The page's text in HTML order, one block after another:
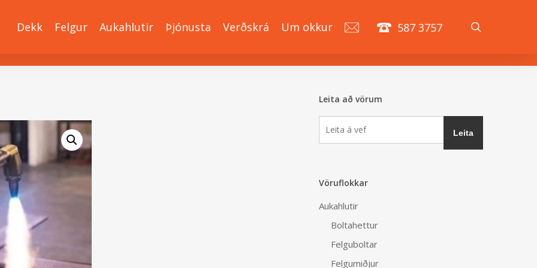
Dekk Felgur Aukahlutir Þjónusta Verðskrá Um okkur 587 3757
Leita að vörum
Vöruflokkar
Aukahlutir
Boltahettur
Felguboltar
Felgumiðjur